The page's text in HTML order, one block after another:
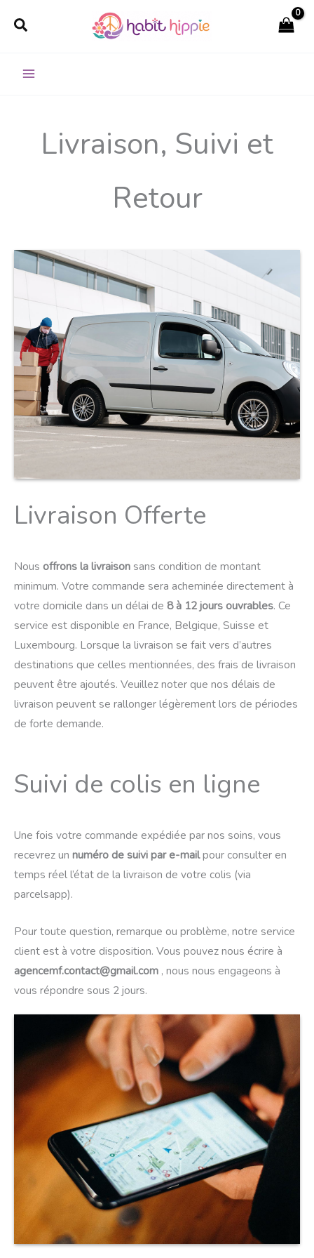
Rechercher
Livraison, Suivi et
Retour
Livraison Offerte
Nous offrons la livraison sans condition de montant
minimum. Votre commande sera acheminée directement à
votre domicile dans un délai de 8 à 12 jours ouvrables. Ce
service est disponible en France, Belgique, Suisse et
Luxembourg. Lorsque la livraison se fait vers d’autres
destinations que celles mentionnées, des frais de livraison
peuvent être ajoutés. Veuillez noter que nos délais de
livraison peuvent se rallonger légèrement lors de périodes
de forte demande.
Suivi de colis en ligne
Une fois votre commande expédiée par nos soins, vous
recevrez un numéro de suivi par e-mailpour consulter en
temps réel l’état de la livraison de votre colis (via
parcelsapp).
Pour toute question, remarque ou problème, notre service
client est à votre disposition. Vous pouvez nous écrire à
agencemf.contact@gmail.com , nous nous engageons à
vous répondre sous 2 jours.